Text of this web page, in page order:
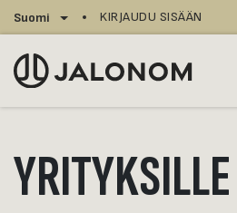
Siirry sisältöön
Suomi KIRJAUDU SISÄÄN
YRITYKSILLE